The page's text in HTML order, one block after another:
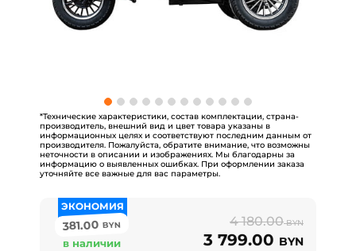
*Технические характеристики, состав комплектации, страна-
производитель, внешний вид и цвет товара указаны в
информационных целях и соответствуют последним данным от
производителя. Пожалуйста, обратите внимание, что возможны
неточности в описании и изображениях. Мы благодарны за
информацию о выявленных ошибках. При оформлении заказа
уточняйте все важные для вас параметры.
ЭКОНОМИЯ
381.00BYN
в наличии
4 180.00BYN
3 799.00 BYN